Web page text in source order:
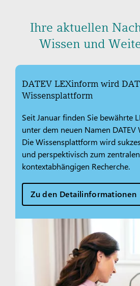
Ihre aktuellen
Wissen und
DATEV LEXinform wird
Wissensplattform
Seit Januar finden Sie bewährte
unter dem neuen Namen
Die Wissensplattform wird
und perspektivisch zum
kontextabhängigen Recherche.
Zu den Detailinformationen